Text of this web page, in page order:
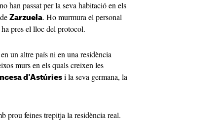
han passat per la seva habitació en els
Zarzuela. Ho murmura el personal
pres el lloc del protocol.
un altre país ni en una residència
murs en els quals creixen les
d'Astúries i la seva germana, la
prou feines trepitja la residència real.